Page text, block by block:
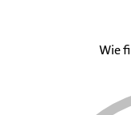
Wie